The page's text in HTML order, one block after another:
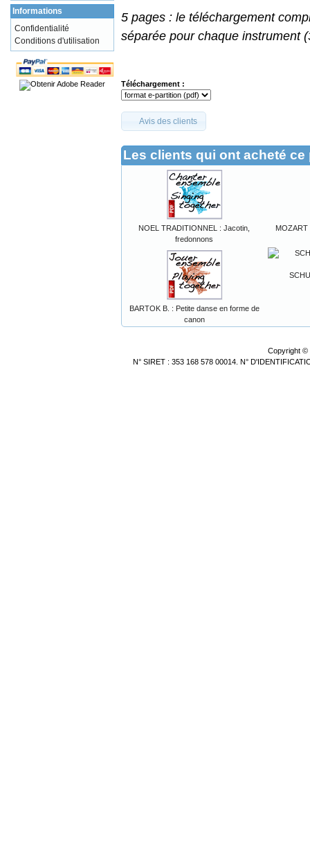
5 pages : le téléchargement
séparée pour chaque instrument
Téléchargement :
Avis des clients
Les clients qui ont acheté
NOEL TRADITIONNEL : Jacotin,
fredonnons
MOZART
BARTOK B. : Petite danse en forme de
canon
Informations
Confidentialité
Conditions d'utilisation
Copyright ©
N° SIRET : 353 168 578 00014. N°